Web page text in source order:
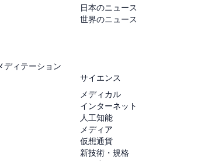
ディテーション
日本のニュース
世界のニュース
サイエンス
メディカル
インターネット
人工知能
メディア
仮想通貨
新技術・規格